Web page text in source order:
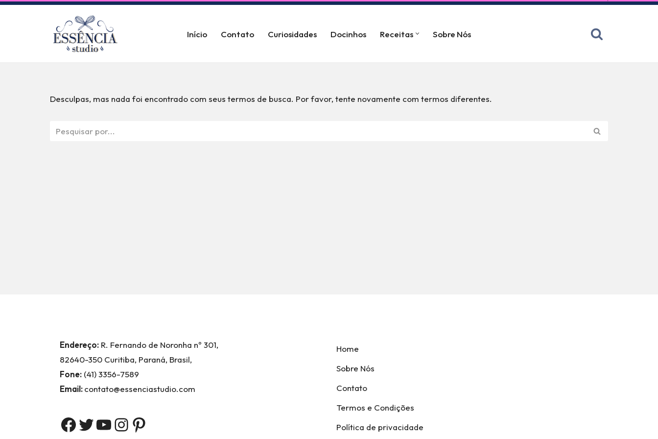
Início Contato Curiosidades Docinhos Receitas Sobre Nós
Desculpas, mas nada foi encontrado com seus termos de busca. Por favor, tente novamente com termos diferentes.
Endereço: R. Fernando de Noronha nº 301,
82640-350 Curitiba, Paraná, Brasil,
Fone: (41) 3356-7589
Email:contato@essenciastudio.com
Home
Sobre Nós
Contato
Termos e Condições
Política de privacidade